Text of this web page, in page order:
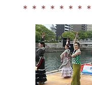
＊＊＊＊＊＊＊